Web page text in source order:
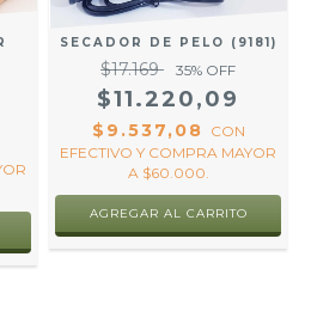
SECADOR DE PELO (9181)
$17.169 35% OFF
$11.220,09
$9.537,08 CON
EFECTIVO Y COMPRA MAYOR
A $60.000.